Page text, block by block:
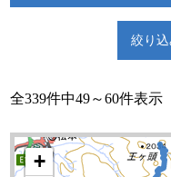
全339件中49～60件表示
+